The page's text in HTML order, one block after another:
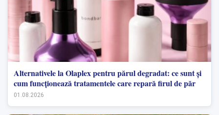
Alternativele la Olaplex pentru părul degradat: ce sunt și
cum funcționează tratamentele care repară firul de păr
01.08.2026